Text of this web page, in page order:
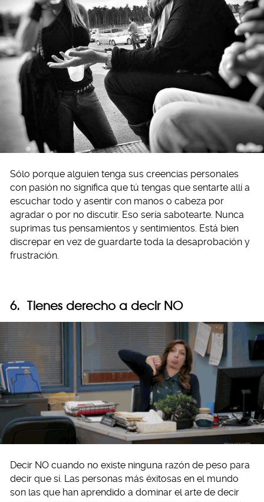
Sólo porque alguien tenga sus creencias personales
con pasión no significa que tú tengas que sentarte allí a
escuchar todo y asentir con manos o cabeza por
agradar o por no discutir. Eso sería sabotearte. Nunca
suprimas tus pensamientos y sentimientos. Está bien
discrepar en vez de guardarte toda la desaprobación y
frustración.
6. Tienes derecho a decir NO
Decir NO cuando no existe ninguna razón de peso para
decir que sí. Las personas más éxitosas en el mundo
son las que han aprendido a dominar el arte de decir